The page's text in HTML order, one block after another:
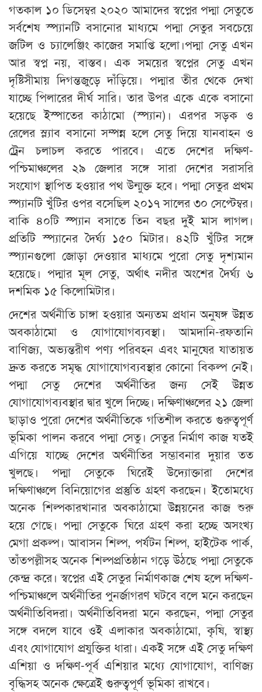
গতকাল ১০ ডিসেম্বর ২০২০ আমাদের স্বপ্নের পদ্মা সেতুতে
সর্বশেষ স্প্যানটি বসানোর মাধ্যমে পদ্মা সেতুর সবচেয়ে
জটিল ও চ্যালেঞ্জিং কাজের সমাপ্তি হলো।পদ্মা সেতু এখন
আর স্বপ্ন নয়, বাস্তব। এক সময়ের স্বপ্নের সেতু এখন
দৃষ্টিসীমায় দিগন্তজুড়ে দাঁড়িয়ে। পদ্মার তীর থেকে দেখা
যাচ্ছে পিলারের দীর্ঘ সারি। তার উপর একে একে বসানো
হয়েছে ইস্পাতের কাঠামো (স্প্যান)। এরপর সড়ক ও
রেলের স্ল্যাব বসানো সম্পন্ন হলে সেতু দিয়ে যানবাহন ও
ট্রেন চলাচল করতে পারবে। এতে দেশের দক্ষিণ-
পশ্চিমাঞ্চলের ২৯ জেলার সঙ্গে সারা দেশের সরাসরি
সংযোগ স্থাপিত হওয়ার পথ উন্মুক্ত হবে। পদ্মা সেতুর প্রথম
স্প্যানটি খুঁটির ওপর বসেছিল ২০১৭ সালের ৩০ সেপ্টেম্বর।
বাকি ৪০টি স্প্যান বসাতে তিন বছর দুই মাস লাগল।
প্রতিটি স্প্যানের দৈর্ঘ্য ১৫০ মিটার। ৪২টি খুঁটির সঙ্গে
স্প্যানগুলো জোড়া দেওয়ার মাধ্যমে পুরো সেতু দৃশ্যমান
হয়েছে। পদ্মার মূল সেতু, অর্থাৎ নদীর অংশের দৈর্ঘ্য ৬
দশমিক ১৫ কিলোমিটার।
দেশের অর্থনীতি চাঙ্গা হওয়ার অন্যতম প্রধান অনুষঙ্গ উন্নত
অবকাঠামো ও যোগাযোগব্যবস্থা। আমদানি-রফতানি
বাণিজ্য, অভ্যন্তরীণ পণ্য পরিবহন এবং মানুষের যাতায়ত
দ্রুত করতে সমৃদ্ধ যোগাযোগব্যবস্থার কোনো বিকল্প নেই।
পদ্মা সেতু দেশের অর্থনীতির জন্য সেই উন্নত
যোগাযোগব্যবস্থার দ্বার খুলে দিচ্ছে। দক্ষিণাঞ্চলের ২১ জেলা
ছাড়াও পুরো দেশের অর্থনীতিকে গতিশীল করতে গুরুত্বপূর্ণ
ভূমিকা পালন করবে পদ্মা সেতু। সেতুর নির্মাণ কাজ যতই
এগিয়ে যাচ্ছে দেশের অর্থনীতির সম্ভাবনার দুয়ার তত
খুলছে। পদ্মা সেতুকে ঘিরেই উদ্যোক্তারা দেশের
দক্ষিণাঞ্চলে বিনিয়োগের প্রস্তুতি গ্রহণ করছেন। ইতোমধ্যে
অনেক শিল্পকারখানার অবকাঠামো উন্নয়নের কাজ শুরু
হয়ে গেছে। পদ্মা সেতুকে ঘিরে গ্রহণ করা হচ্ছে অসংখ্য
মেগা প্রকল্প। আবাসন শিল্প, পর্যটন শিল্প, হাইটেক পার্ক,
তাঁতপল্লীসহ অনেক শিল্পপ্রতিষ্ঠান গড়ে উঠছে পদ্মা সেতুকে
কেন্দ্র করে। স্বপ্নের এই সেতুর নির্মাণকাজ শেষ হলে দক্ষিণ-
পশ্চিমাঞ্চলে অর্থনীতির পুনর্জাগরণ ঘটবে বলে মনে করছেন
অর্থনীতিবিদরা। অর্থনীতিবিদরা মনে করছেন, পদ্মা সেতুর
সঙ্গে বদলে যাবে ওই এলাকার অবকাঠামো, কৃষি, স্বাস্থ্য
এবং যোগাযোগ প্রযুক্তির ধারা। একই সঙ্গে এই সেতু দক্ষিণ
এশিয়া ও দক্ষিণ-পূর্ব এশিয়ার মধ্যে যোগাযোগ, বাণিজ্য
বৃদ্ধিসহ অনেক ক্ষেত্রেই গুরুত্বপূর্ণ ভূমিকা রাখবে।